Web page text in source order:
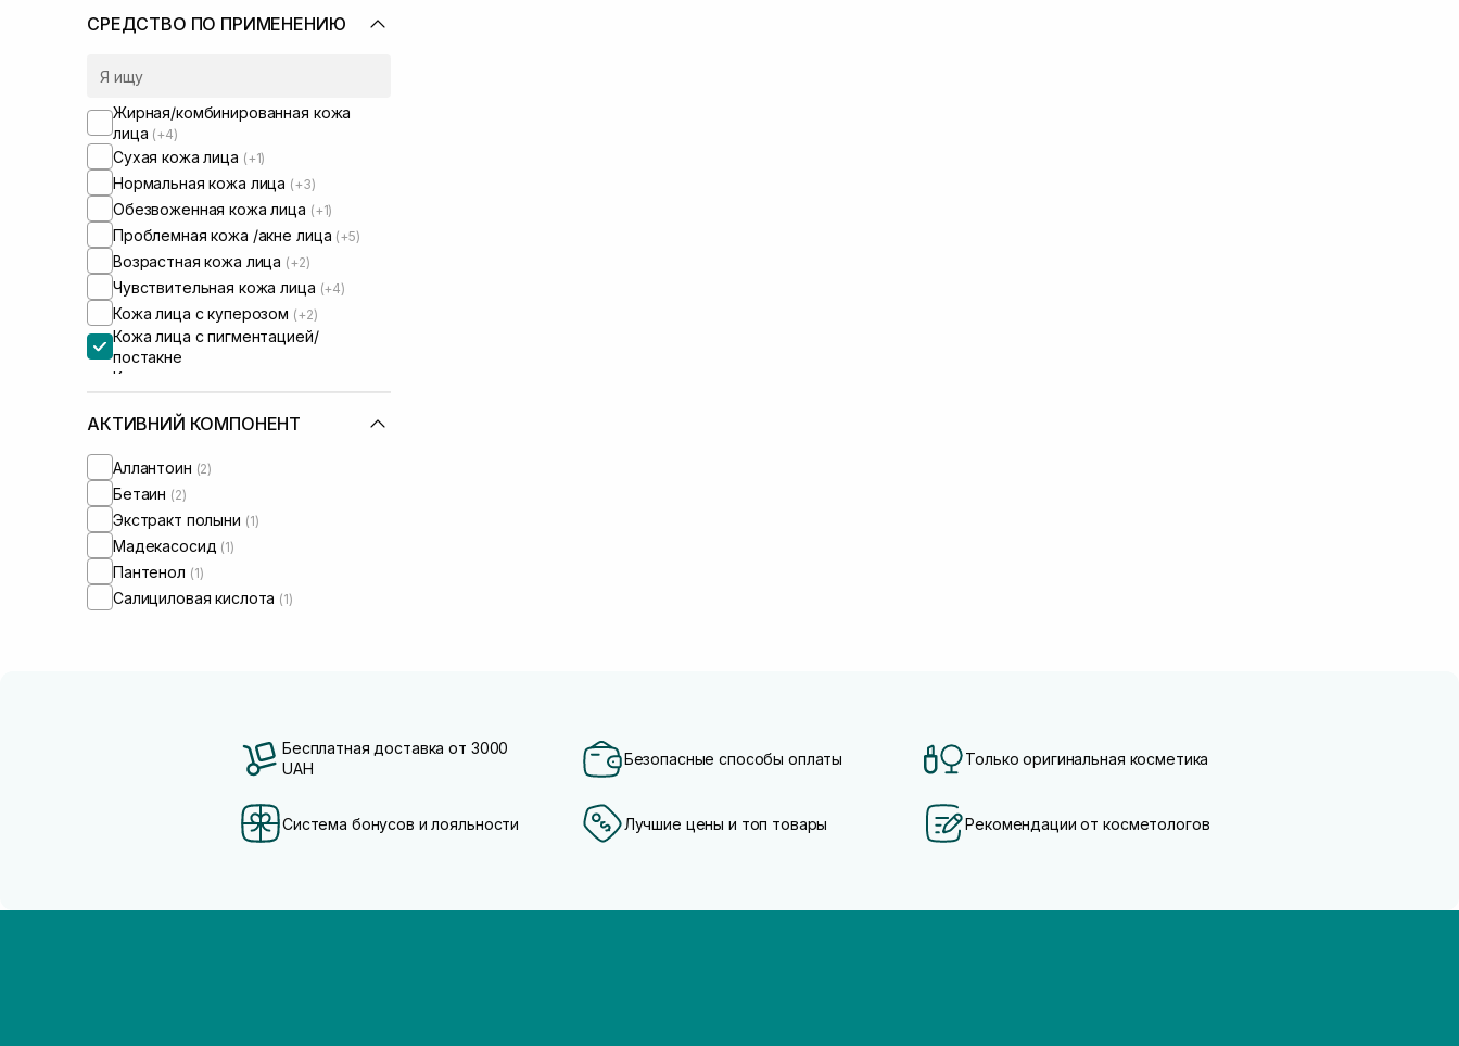
СРЕДСТВО ПО ПРИМЕНЕНИЮ
Жирная/комбинированная кожа
лица (+4)
Сухая кожа лица (+1)
Нормальная кожа лица (+3)
Обезвоженная кожа лица (+1)
Проблемная кожа /акне лица (+5)
Возрастная кожа лица (+2)
Чувствительная кожа лица (+4)
Кожа лица с куперозом (+2)
Кожа лица с пигментацией/
постакне
Кожа лица с расширенными порами
Проблемная кожа тела(+3)
АКТИВНИЙ КОМПОНЕНТ
Аллантоин (2)
Бетаин (2)
Экстракт полыни (1)
Мадекасосид (1)
Пантенол (1)
Салициловая кислота (1)
Бесплатная доставка от 3000
UAH
Безопасные способы оплаты Только оригинальная косметика
Система бонусов и лояльности Лучшие цены и топ товары Рекомендации от косметологов